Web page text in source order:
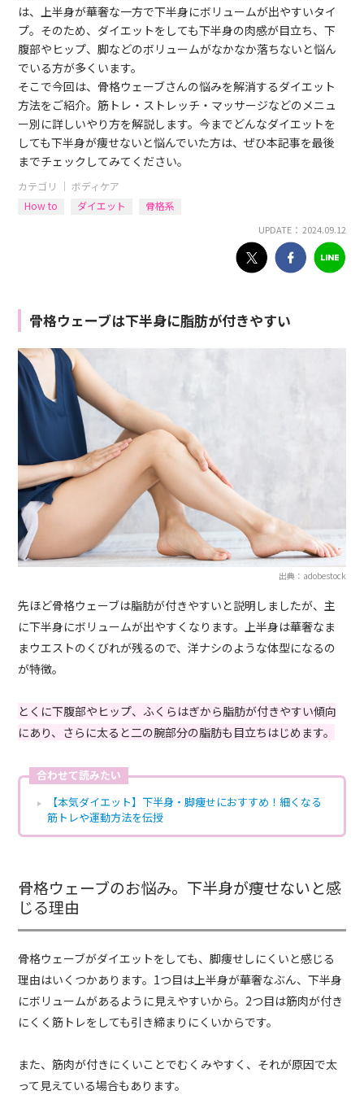
は、上半身が華奢な一方で下半身にボリュームが出やすいタイ
プ。そのため、ダイエットをしても下半身の肉感が目立ち、下
腹部やヒップ、脚などのボリュームがなかなか落ちないと悩ん
でいる方が多くいます。
そこで今回は、骨格ウェーブさんの悩みを解消するダイエット
方法をご紹介。筋トレ・ストレッチ・マッサージなどのメニュ
ー別に詳しいやり方を解説します。今までどんなダイエットを
しても下半身が痩せないと悩んでいた方は、ぜひ本記事を最後
までチェックしてみてください。
カテゴリ ｜ボディケア
How to
ダイエット 骨格系
UPDATE： 2024.09.12
骨格ウェーブは下半身に脂肪が付きやすい
出典：adobestock
先ほど骨格ウェーブは脂肪が付きやすいと説明しましたが、主
に下半身にボリュームが出やすくなります。上半身は華奢なま
まウエストのくびれが残るので、洋ナシのような体型になるの
が特徴。
とくに下腹部やヒップ、ふくらはぎから脂肪が付きやすい傾向
にあり、さらに太ると二の腕部分の脂肪も目立ちはじめます。
合わせて読みたい
【本気ダイエット】下半身・脚痩せにおすすめ！細くなる
筋トレや運動方法を伝授
骨格ウェーブのお悩み。下半身が痩せないと感
じる理由
骨格ウェーブがダイエットをしても、脚痩せしにくいと感じる
理由はいくつかあります。1つ目は上半身が華奢なぶん、下半身
にボリュームがあるように見えやすいから。2つ目は筋肉が付き
にくく筋トレをしても引き締まりにくいからです。
また、筋肉が付きにくいことでむくみやすく、それが原因で太
って見えている場合もあります。